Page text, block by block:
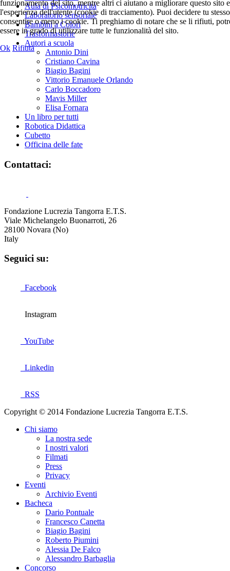
Aula di Psicomotricità
Laboratorio sensoriale
Bambini a Colori
Trasformastorie
Autori a scuola
Antonio Dini
Cristiano Cavina
Biagio Bagini
Vittorio Emanuele Orlando
Carlo Boccadoro
Mavis Miller
Elisa Fornara
Un libro per tutti
Robotica Didattica
Cubetto
Officina delle fate
Contattaci:
Fondazione Lucrezia Tangorra E.T.S.
Viale Michelangelo Buonarroti, 26
28100 Novara (No)
Italy
Seguici su:
Facebook
Instagram
YouTube
Linkedin
RSS
Copyright © 2014 Fondazione Lucrezia Tangorra E.T.S.
Chi siamo
La nostra sede
I nostri valori
Filmati
Press
Privacy
Eventi
Archivio Eventi
Bacheca
Dario Pontuale
Francesco Canetta
Biagio Bagini
Roberto Piumini
Alessia De Falco
Alessandro Barbaglia
Concorso
funzionamento del sito, mentre altri ci aiutano a migliorare questo sito e
l'esperienza dell'utente (cookie di tracciamento). Puoi decidere tu
consentire o meno i cookie. Ti preghiamo di notare che se li rifiuti,
essere in grado di utilizzare tutte le funzionalità del sito.
Ok Rifiuta